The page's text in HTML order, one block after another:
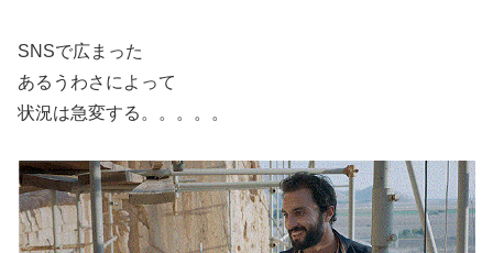
SNSで広まった
あるうわさによって
状況は急変する。。。。。